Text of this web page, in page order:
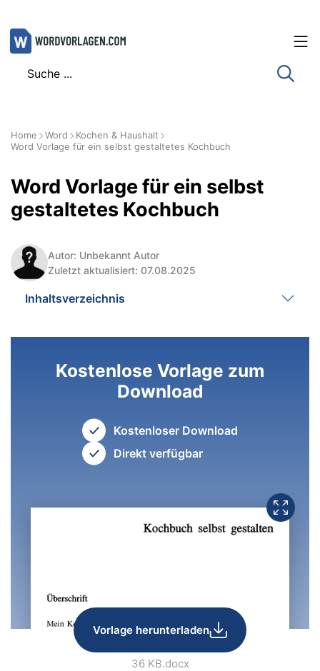
Zum
Inhalt
Home Word
Kochen & Haushalt
Word Vorlage für ein selbst gestaltetes Kochbuch
Word Vorlage für ein selbst
gestaltetes Kochbuch
Autor: Unbekannt Autor
Zuletzt aktualisiert: 07.08.2025
Inhaltsverzeichnis
Kostenlose Vorlage zum
Download
Kostenloser Download
Direkt verfügbar
Vorlage herunterladen
36 KB.docx